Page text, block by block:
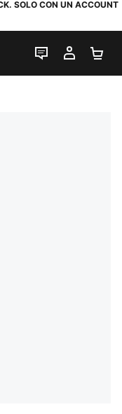
SOLO CON UN ACCOUNT
CHAT IL MIO